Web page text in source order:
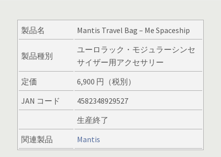
製品名 Mantis Travel Bag – Me Spaceship
製品種別
ユーロラック・モジュラーシンセ
サイザー用アクセサリー
定価
6,900 円（税別）
JAN コード
4582348929527
生産終了
関連製品
Mantis